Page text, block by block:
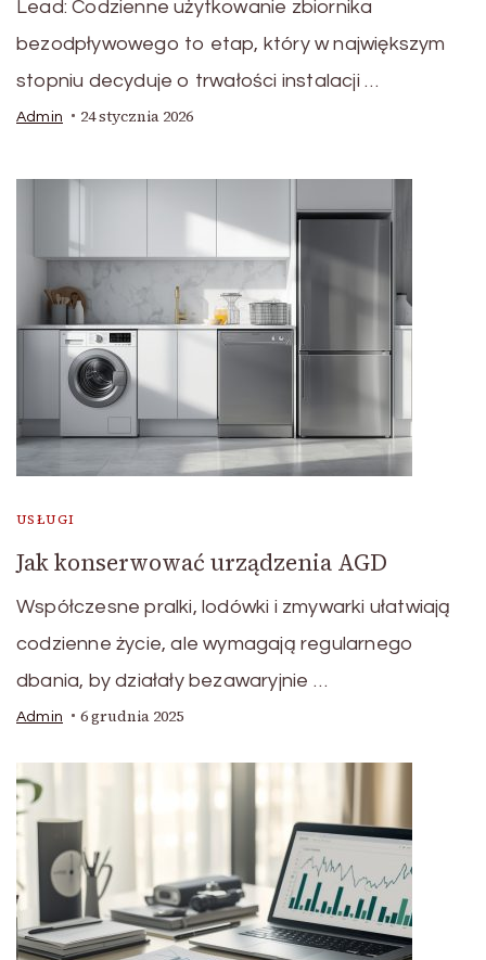
Lead: Codzienne użytkowanie zbiornika
bezodpływowego to etap, który w największym
stopniu decyduje o trwałości instalacji …
Admin 24 stycznia 2026
USŁUGI
Jak konserwować urządzenia AGD
Współczesne pralki, lodówki i zmywarki ułatwiają
codzienne życie, ale wymagają regularnego
dbania, by działały bezawaryjnie …
Admin 6 grudnia 2025